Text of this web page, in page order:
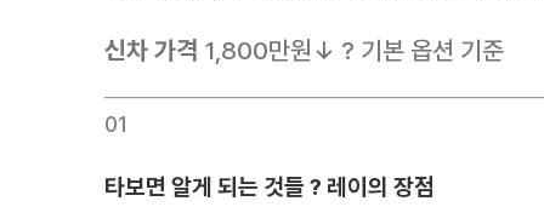
신차 가격 1,800만원↓ ? 기본 옵션 기준
01
타보면 알게 되는 것들 ? 레이의 장점